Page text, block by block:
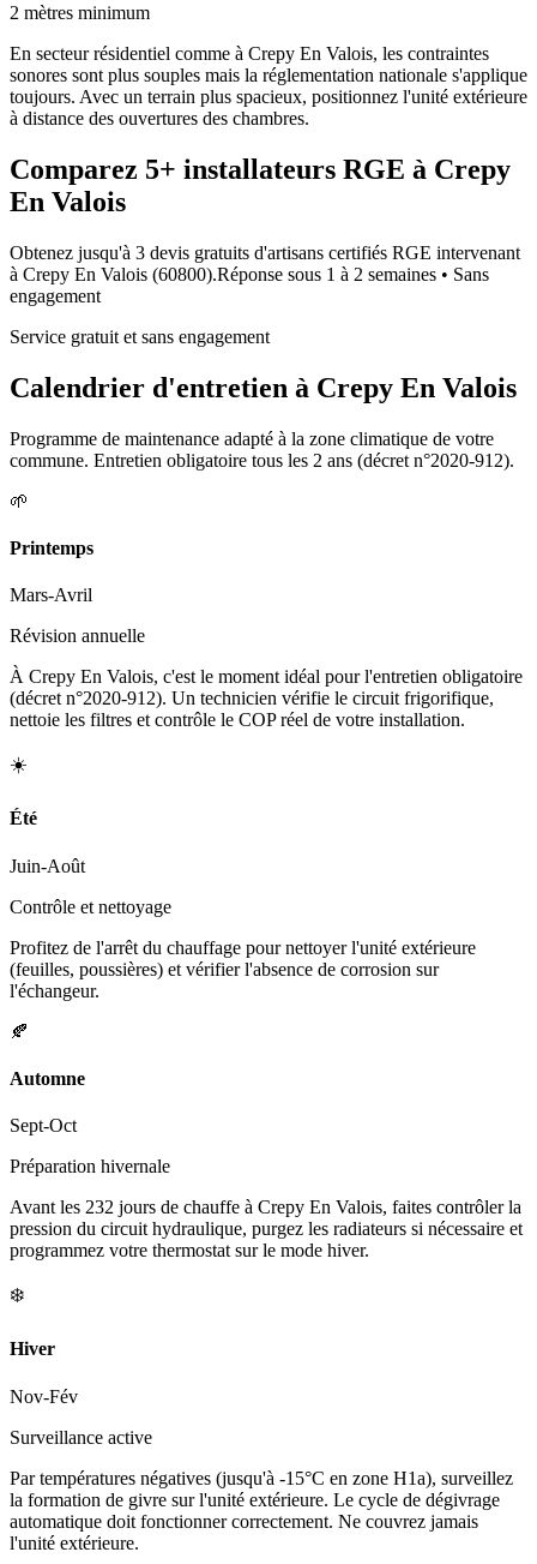
2 mètres minimum
En secteur résidentiel comme à Crepy En Valois, les contraintes
sonores sont plus souples mais la réglementation nationale s'applique
toujours. Avec un terrain plus spacieux, positionnez l'unité extérieure
à distance des ouvertures des chambres.
Comparez 5+ installateurs RGE à Crepy
En Valois
Obtenez jusqu'à 3 devis gratuits d'artisans certifiés RGE intervenant
à Crepy En Valois (60800).Réponse sous 1 à 2 semaines • Sans
engagement
Service gratuit et sans engagement
Calendrier d'entretien à Crepy En Valois
Programme de maintenance adapté à la zone climatique de votre
commune. Entretien obligatoire tous les 2 ans (décret n°2020-912).
🌱
Printemps
Mars-Avril
Révision annuelle
À Crepy En Valois, c'est le moment idéal pour l'entretien obligatoire
(décret n°2020-912). Un technicien vérifie le circuit frigorifique,
nettoie les filtres et contrôle le COP réel de votre installation.
☀️
Été
Juin-Août
Contrôle et nettoyage
Profitez de l'arrêt du chauffage pour nettoyer l'unité extérieure
(feuilles, poussières) et vérifier l'absence de corrosion sur
l'échangeur.
🍂
Automne
Sept-Oct
Préparation hivernale
Avant les 232 jours de chauffe à Crepy En Valois, faites contrôler la
pression du circuit hydraulique, purgez les radiateurs si nécessaire et
programmez votre thermostat sur le mode hiver.
❄️
Hiver
Nov-Fév
Surveillance active
Par températures négatives (jusqu'à -15°C en zone H1a), surveillez
la formation de givre sur l'unité extérieure. Le cycle de dégivrage
automatique doit fonctionner correctement. Ne couvrez jamais
l'unité extérieure.